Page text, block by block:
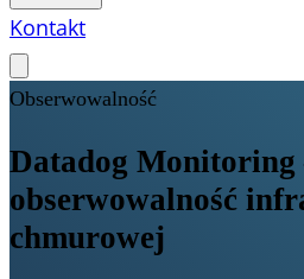
Kontakt
Obserwowalność
Datadog Monitoring
obserwowalność
chmurowej